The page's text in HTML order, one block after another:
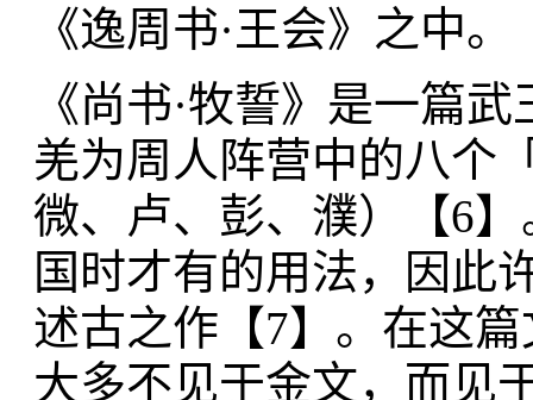
《逸周书·王会》之中。
《尚书·牧誓》是一篇
羌为周人阵营中的八个
微、卢、彭、濮）【6
国时才有的用法，因此
述古之作【7】。在这
大多不见于金文，而见